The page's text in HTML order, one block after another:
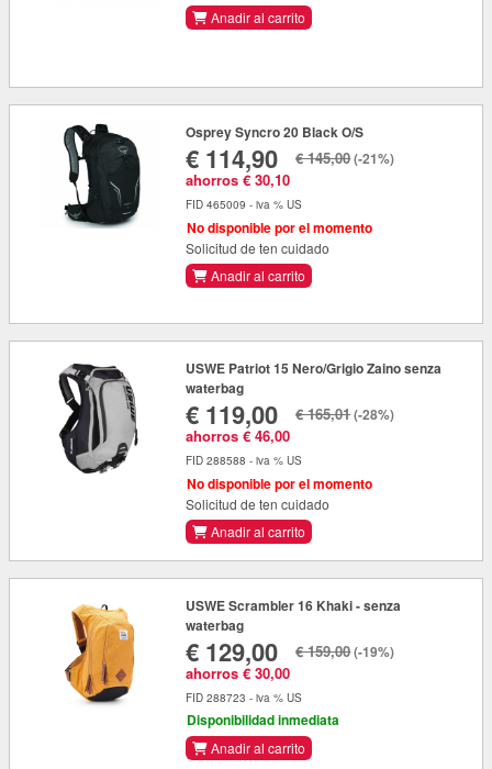
Anadir al carrito
Osprey Syncro 20 Black O/S
€ 114,90
ahorros € 30,10
€ 145,00(-21%)
FID 465009 - iva % US
No disponible por el momento
Solicitud de ten cuidado
Anadir al carrito
USWE Patriot 15 Nero/Grigio Zaino senza
waterbag
€ 119,00
ahorros € 46,00
€ 165,01(-28%)
FID 288588 - iva % US
No disponible por el momento
Solicitud de ten cuidado
Anadir al carrito
USWE Scrambler 16 Khaki - senza
waterbag
€ 129,00
ahorros € 30,00
€ 159,00(-19%)
FID 288723 - iva % US
Disponibilidad inmediata
Anadir al carrito